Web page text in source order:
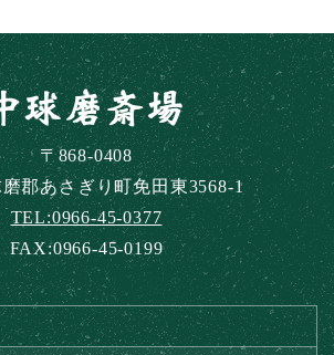
〒868-0408
郡あさぎり町免田東3568-1
TEL:0966-45-0377
FAX:0966-45-0199